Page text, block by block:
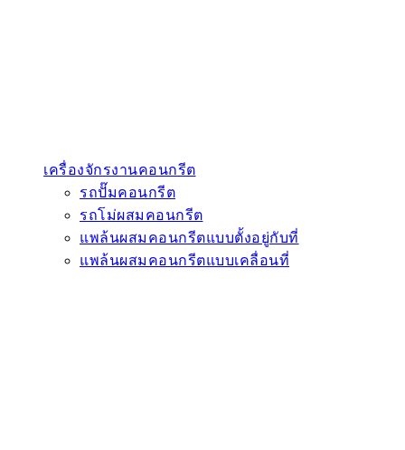
เครื่องจักรงานคอนกรีต
รถปั๊มคอนกรีต
รถโม่ผสมคอนกรีต
แพล้นผสมคอนกรีตแบบตั้งอยู่กับที่
แพล้นผสมคอนกรีตแบบเคลื่อนที่